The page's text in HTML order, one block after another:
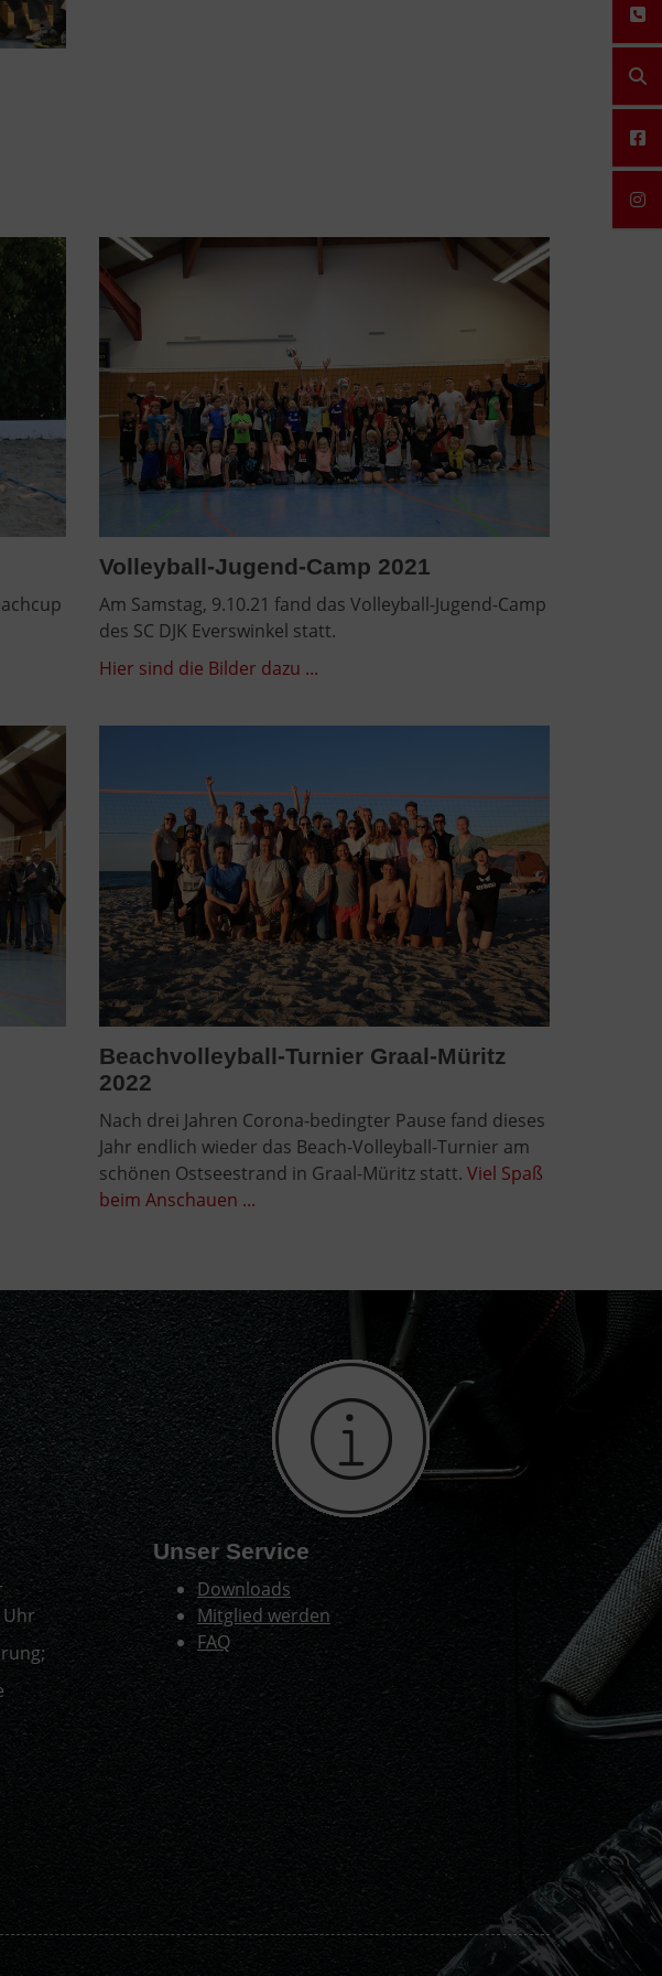
Volleyball-Jugend-Camp 2021
Am Samstag, 9.10.21 fand das Volleyball-Jugend-Camp
des SC DJK Everswinkel statt.
Hier sind die Bilder dazu ...
Beachvolleyball-Turnier Graal-Müritz
2022
Nach drei Jahren Corona-bedingter Pause fand dieses
Jahr endlich wieder das Beach-Volleyball-Turnier am
schönen Ostseestrand in Graal-Müritz statt.Viel Spaß
beim Anschauen ...
Uhr
Unser Service
Downloads
Mitglied werden
FAQ